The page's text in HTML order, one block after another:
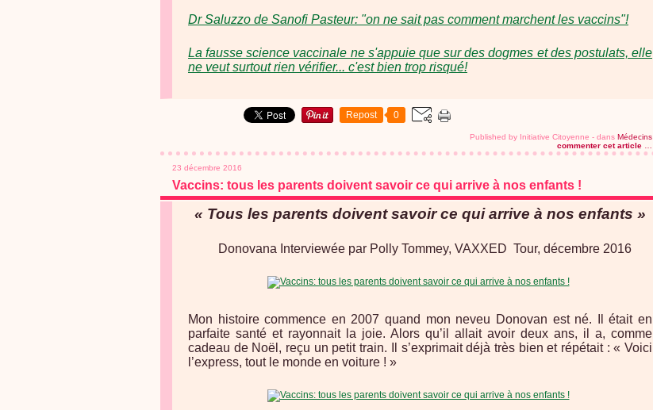
Dr Saluzzo de Sanofi Pasteur: "on ne sait pas comment marchent les vaccins"!
La fausse science vaccinale ne s'appuie que sur des dogmes et des postulats, elle
ne veut surtout rien vérifier... c'est bien trop risqué!
Repost 0
Published by Initiative Citoyenne - dans Médecins
commenter cet article
23 décembre 2016
Vaccins: tous les parents doivent savoir ce qui arrive à nos enfants !
« Tous les parents doivent savoir ce qui arrive à nos enfants »
Donovana Interviewée par Polly Tommey, VAXXED Tour, décembre 2016
Mon histoire commence en 2007 quand mon neveu Donovan est né. Il était en
parfaite santé et rayonnait la joie. Alors qu’il allait avoir deux ans, il a, comme
cadeau de Noël, reçu un petit train. Il s’exprimait déjà très bien et répétait : « Voici
l’express, tout le monde en voiture ! »